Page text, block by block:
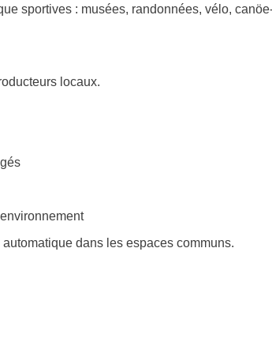
sportives : musées, randonnées, vélo,
locaux.
dans les espaces communs.